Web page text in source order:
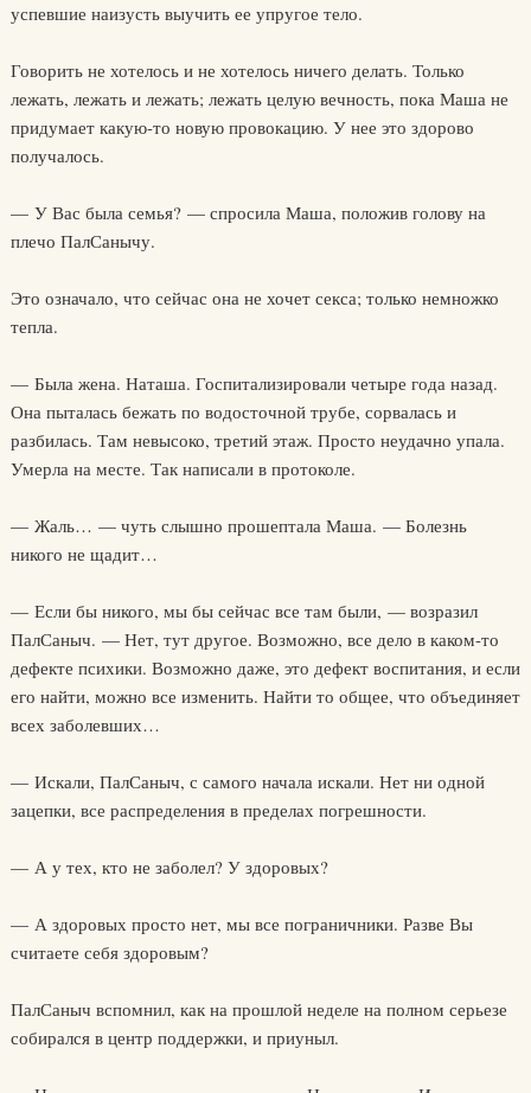
успевшие наизусть выучить ее упругое тело.
Говорить не хотелось и не хотелось ничего делать. Только
лежать, лежать и лежать; лежать целую вечность, пока Маша не
придумает какую-то новую провокацию. У нее это здорово
получалось.
— У Вас была семья? — спросила Маша, положив голову на
плечо ПалСанычу.
Это означало, что сейчас она не хочет секса; только немножко
тепла.
— Была жена. Наташа. Госпитализировали четыре года назад.
Она пыталась бежать по водосточной трубе, сорвалась и
разбилась. Там невысоко, третий этаж. Просто неудачно упала.
Умерла на месте. Так написали в протоколе.
— Жаль… — чуть слышно прошептала Маша. — Болезнь
никого не щадит…
— Если бы никого, мы бы сейчас все там были, — возразил
ПалСаныч. — Нет, тут другое. Возможно, все дело в каком-то
дефекте психики. Возможно даже, это дефект воспитания, и если
его найти, можно все изменить. Найти то общее, что объединяет
всех заболевших…
— Искали, ПалСаныч, с самого начала искали. Нет ни одной
зацепки, все распределения в пределах погрешности.
— А у тех, кто не заболел? У здоровых?
— А здоровых просто нет, мы все пограничники. Разве Вы
считаете себя здоровым?
ПалСаныч вспомнил, как на прошлой неделе на полном серьезе
собирался в центр поддержки, и приуныл.